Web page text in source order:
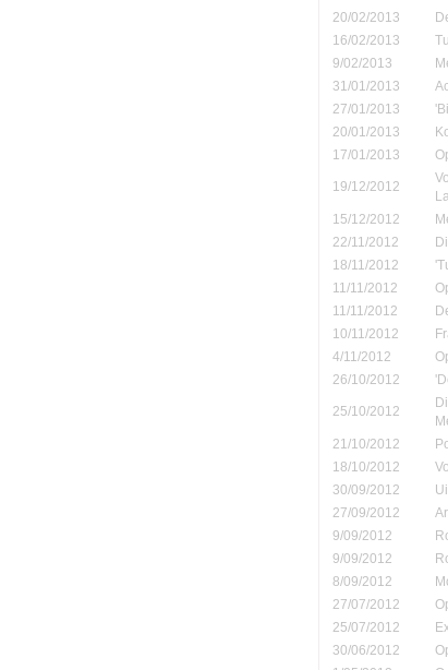
20/02/2013
16/02/2013
9/02/2013
31/01/2013
27/01/2013
20/01/2013
17/01/2013
19/12/2012
15/12/2012
22/11/2012
18/11/2012
11/11/2012
11/11/2012
10/11/2012
4/11/2012
26/10/2012
25/10/2012
21/10/2012
18/10/2012
30/09/2012
27/09/2012
9/09/2012
9/09/2012
8/09/2012
27/07/2012
25/07/2012
30/06/2012